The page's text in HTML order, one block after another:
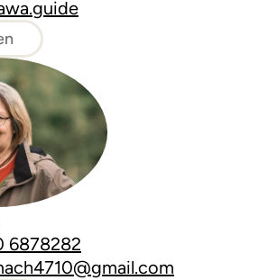
6878282